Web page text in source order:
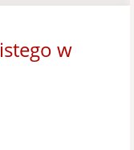
w